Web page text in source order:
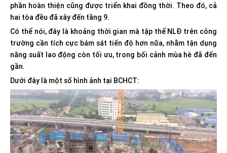
phần hoàn thiện cũng được triển khai đồng thời. Theo đó, cả
hai tòa đều đã xây đến tầng 9.
Có thể nói, đây là khoảng thời gian mà tập thể NLĐ trên công
trường cần tích cực bám sát tiến độ hơn nữa, nhằm tận dụng
năng suất lao động còn tối ưu, trong bối cảnh mùa hè đã đến
gần.
Dưới đây là một số hình ảnh tại BCHCT: